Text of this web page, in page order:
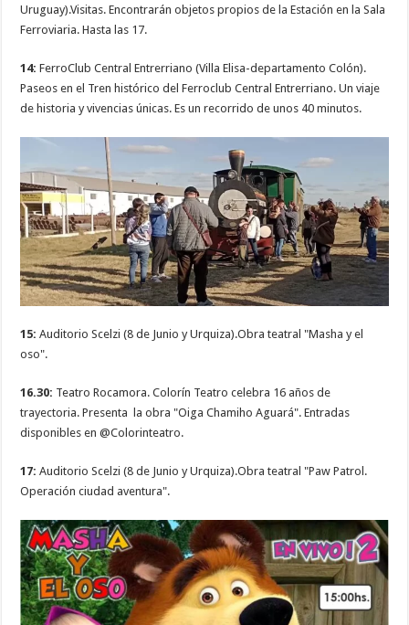
Uruguay).Visitas. Encontrarán objetos propios de la Estación en la Sala
Ferroviaria. Hasta las 17.
14: FerroClub Central Entrerriano (Villa Elisa-departamento Colón).
Paseos en el Tren histórico del Ferroclub Central Entrerriano. Un viaje
de historia y vivencias únicas. Es un recorrido de unos 40 minutos.
15: Auditorio Scelzi (8 de Junio y Urquiza).Obra teatral "Masha y el
oso".
16.30: Teatro Rocamora. Colorín Teatro celebra 16 años de
trayectoria. Presenta la obra "Oiga Chamiho Aguará". Entradas
disponibles en @Colorinteatro.
17: Auditorio Scelzi (8 de Junio y Urquiza).Obra teatral "Paw Patrol.
Operación ciudad aventura".